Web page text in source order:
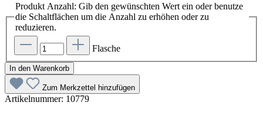
Produkt Anzahl: Gib den gewünschten Wert ein oder benutze
die Schaltflächen um die Anzahl zu erhöhen oder zu
reduzieren.
Flasche
In den Warenkorb
Zum Merkzettel hinzufügen
Artikelnummer: 10779